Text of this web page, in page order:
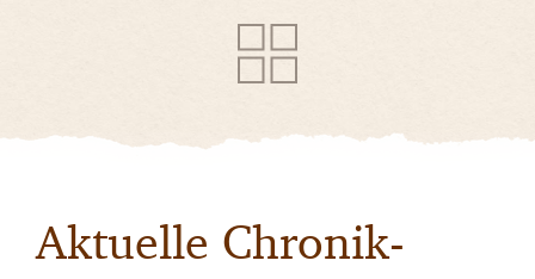
Aktuelle Chronik-